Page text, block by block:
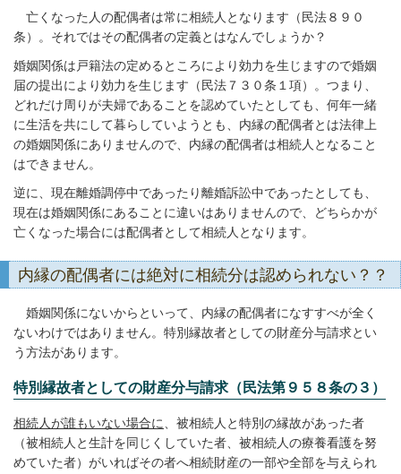
亡くなった人の配偶者は常に相続人となります（民法８９０
条）。それではその配偶者の定義とはなんでしょうか？
婚姻関係は戸籍法の定めるところにより効力を生じますので婚姻
届の提出により効力を生じます（民法７３０条１項）。つまり、
どれだけ周りが夫婦であることを認めていたとしても、何年一緒
に生活を共にして暮らしていようとも、内縁の配偶者とは法律上
の婚姻関係にありませんので、内縁の配偶者は相続人となること
はできません。
逆に、現在離婚調停中であったり離婚訴訟中であったとしても、
現在は婚姻関係にあることに違いはありませんので、どちらかが
亡くなった場合には配偶者として相続人となります。
内縁の配偶者には絶対に相続分は認められない？？
婚姻関係にないからといって、内縁の配偶者になすすべが全く
ないわけではありません。特別縁故者としての財産分与請求とい
う方法があります。
特別縁故者としての財産分与請求（民法第９５８条の３）
相続人が誰もいない場合に
、被相続人と特別の縁故があった者
（被相続人と生計を同じくしていた者、被相続人の療養看護を努
めていた者）がいればその者へ相続財産の一部や全部を与えられ